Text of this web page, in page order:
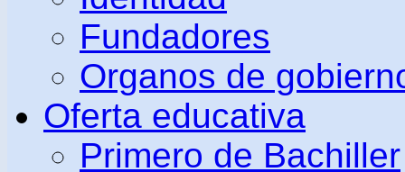
Fundadores
Organos de
Oferta educativa
Primero de Bachiller